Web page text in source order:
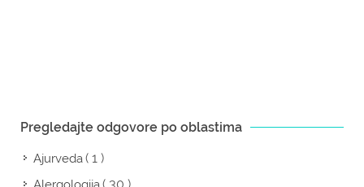
Pregledajte odgovore po oblastima
Ajurveda( 1 )